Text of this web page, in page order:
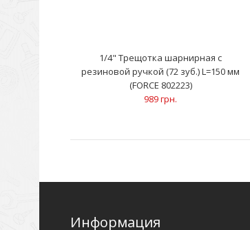
1/4" Трещотка шарнирная с
резиновой ручкой (72 зуб.) L=150 мм
(FORCE 802223)
989 грн.
Информация